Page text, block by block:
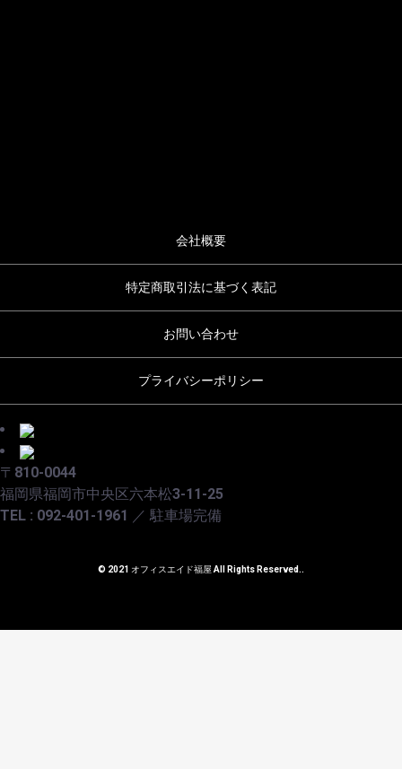
会社概要
特定商取引法に基づく表記
お問い合わせ
プライバシーポリシー
〒810-0044
福岡県福岡市中央区六本松3-11-25
TEL : 092-401-1961 ／ 駐車場完備
© 2021 オフィスエイド福屋 All Rights Reserved..